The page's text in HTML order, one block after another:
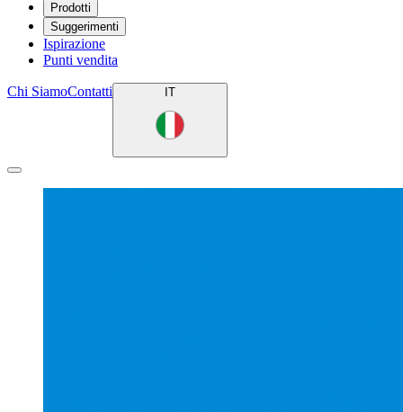
Prodotti
Suggerimenti
Ispirazione
Punti vendita
Chi SiamoContatti IT